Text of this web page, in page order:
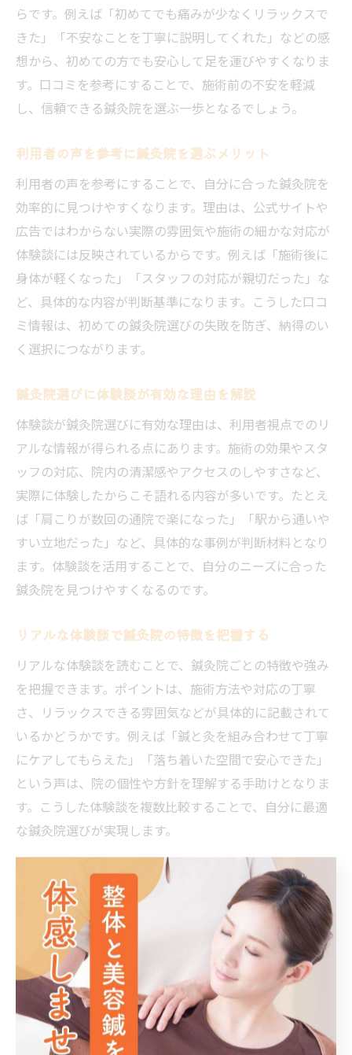
らです。例えば「初めてでも痛みが少なくリラックスで
きた」「不安なことを丁寧に説明してくれた」などの感
想から、初めての方でも安心して足を運びやすくなりま
す。口コミを参考にすることで、施術前の不安を軽減
し、信頼できる鍼灸院を選ぶ一歩となるでしょう。
利用者の声を参考に鍼灸院を選ぶメリット
利用者の声を参考にすることで、自分に合った鍼灸院を
効率的に見つけやすくなります。理由は、公式サイトや
広告ではわからない実際の雰囲気や施術の細かな対応が
体験談には反映されているからです。例えば「施術後に
身体が軽くなった」「スタッフの対応が親切だった」な
ど、具体的な内容が判断基準になります。こうした口コ
ミ情報は、初めての鍼灸院選びの失敗を防ぎ、納得のい
く選択につながります。
鍼灸院選びに体験談が有効な理由を解説
体験談が鍼灸院選びに有効な理由は、利用者視点でのリ
アルな情報が得られる点にあります。施術の効果やスタ
ッフの対応、院内の清潔感やアクセスのしやすさなど、
実際に体験したからこそ語れる内容が多いです。たとえ
ば「肩こりが数回の通院で楽になった」「駅から通いや
すい立地だった」など、具体的な事例が判断材料となり
ます。体験談を活用することで、自分のニーズに合った
鍼灸院を見つけやすくなるのです。
リアルな体験談で鍼灸院の特徴を把握する
リアルな体験談を読むことで、鍼灸院ごとの特徴や強み
を把握できます。ポイントは、施術方法や対応の丁寧
さ、リラックスできる雰囲気などが具体的に記載されて
いるかどうかです。例えば「鍼と灸を組み合わせて丁寧
にケアしてもらえた」「落ち着いた空間で安心できた」
という声は、院の個性や方針を理解する手助けとなりま
す。こうした体験談を複数比較することで、自分に最適
な鍼灸院選びが実現します。
体験談を活かして自分に合う鍼灸院を発見
体験談を活用する際は、自分の悩みや希望に近い内容を
中心にチェックしましょう。例えば慢性的な肩こりや腰
痛、自律神経の乱れなど、症状や目的が似ている体験談
は参考度が高いです。実際の声をもとに院の雰囲気や施
術の流れを知ることで、不安を払拭しやすくなります。
体験談を比較して、自分に合った施術や対応が期待でき
る鍼灸院を見つけることが、満足度の高い治療への近道